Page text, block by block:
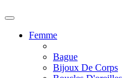
Femme
Bague
Bijoux De Corps